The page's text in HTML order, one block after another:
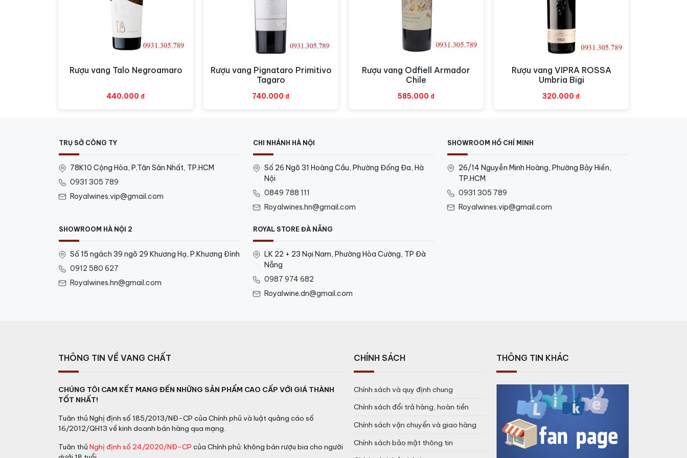
Tìm hiểu thêm các sản phẩm RƯỢU NGOẠI NHẬP KHẨU chính hãng
Xem nhanh
Rượu vang Talo Negroamaro
440.000 ₫
Xem nhanh
Rượu vang Pignataro Primitivo
Tagaro
740.000 ₫
Xem nhanh
Rượu vang Odfiell Armador
Chile
585.000 ₫
Xem nhanh
Rượu vang VIPRA ROSSA
Umbria Bigi
320.000 ₫
TRỤ SỞ CÔNG TY
78K10 Cộng Hòa, P.Tân Sân Nhất, TP.HCM
0931 305 789
Royalwines.vip@gmail.com
CHI NHÁNH HÀ NỘI
Số 26 Ngõ 31 Hoàng Cầu, Phường Đống Đa, Hà
Nội
0849 788 111
Royalwines.hn@gmail.com
SHOWROOM HỒ CHÍ MINH
26/14 Nguyễn Minh Hoàng, Phường Bảy Hiền,
TP.HCM
0931 305 789
Royalwines.vip@gmail.com
SHOWROOM HÀ NỘI 2
Số 15 ngách 39 ngõ 29 Khương Hạ, P.Khương Đình
0912 580 627
Royalwines.hn@gmail.com
ROYAL STORE ĐÀ NẴNG
LK 22 + 23 Nại Nam, Phường Hòa Cường, TP Đà
Nẵng
0987 974 682
Royalwine.dn@gmail.com
THÔNG TIN VỀ VANG CHẤT
CHÚNG TÔI CAM KẾT MANG ĐẾN NHỮNG SẢN PHẨM CAO CẤP VỚI GIÁ THÀNH
TỐT NHẤT!
Tuân thủ Nghị định số 185/2013/NĐ-CP của Chính phủ và luật quảng cáo số
16/2012/QH13 về kinh doanh bán hàng qua mạng.
Tuân thủ Nghị định số 24/2020/NĐ-CP của Chính phủ: không bán rượu bia cho người
CHÍNH SÁCH
Chính sách và quy định chung
Chính sách đổi trả hàng, hoàn tiền
Chính sách vận chuyển và giao hàng
Chính sách bảo mật thông tin
THÔNG TIN KHÁC